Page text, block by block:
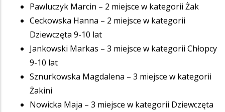
Pawluczyk Marcin – 2 miejsce w kategorii Żak
Ceckowska Hanna – 2 miejsce w kategorii
Dziewczęta 9-10 lat
Jankowski Markas – 3 miejsce w kategorii Chłopcy
9-10 lat
Sznurkowska Magdalena – 3 miejsce w kategorii
Żakini
Nowicka Maja – 3 miejsce w kategorii Dziewczęta